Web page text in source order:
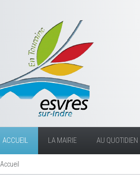
ACCUEIL LA MAIRIE AU QUOTIDIEN
Accueil